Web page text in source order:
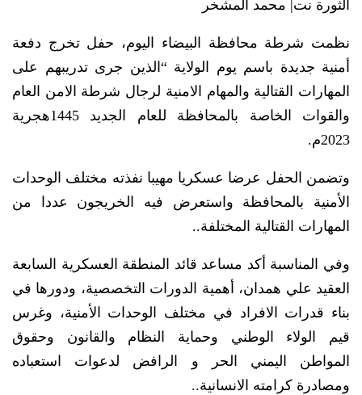
الثورة نت| محمد المشخر
نظمت شرطة محافظة البيضاء اليوم، حفل تخرج دفعة
أمنية جديدة باسم يوم الولاية “الذين جرى تدريبهم على
المهارات القتالية والمهام الامنية لرجال شرطة الامن العام
والقوات الخاصة بالمحافظة للعام الجديد 1445هجرية
2023م.
وتضمن الحفل عرضا عسكريا مهيبا نفذته مختلف الوحدات
الأمنية بالمحافظة واستعرض فيه الخريجون عددا من
المهارات القتالية المختلفة..
وفي المناسبة أكد مساعد قائد المنطقة العسكرية السابعة
العقيد علي همدان، أهمية الدورات التخصصية، ودورها في
بناء قدرات الافراد في مختلف الوحدات الأمنية، وغرس
قيم الولاء الوطني وحماية النظام والقانون وحقوق
المواطن اليمني الحر و الرافض لدعوات استعباده
ومصادرة كرامته الانسانية..